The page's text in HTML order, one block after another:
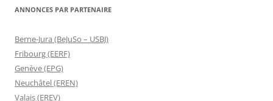
ANNONCES PAR PARTENAIRE
Berne-Jura (BeJuSo – USBJ)
Fribourg (EERF)
Genève (EPG)
Neuchâtel (EREN)
Valais (EREV)